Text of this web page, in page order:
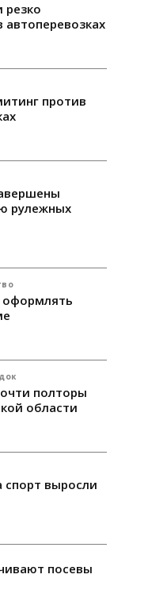
резко
автоперевозках
против
рулежных
полторы
области
спорт выросли
посевы